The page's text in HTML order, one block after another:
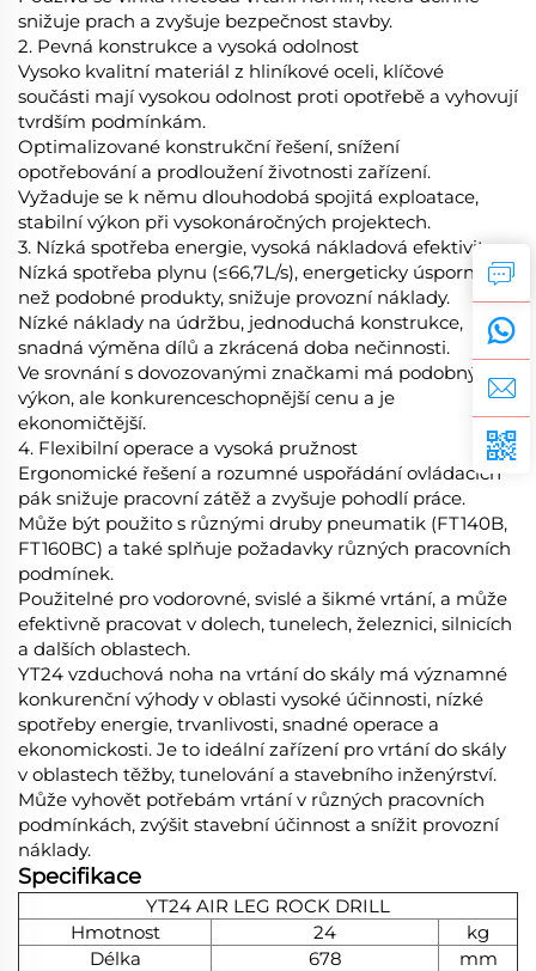
snižuje prach a zvyšuje bezpečnost stavby.
2. Pevná konstrukce a vysoká odolnost
Vysoko kvalitní materiál z hliníkové oceli, klíčové
součásti mají vysokou odolnost proti opotřebě a vyhovují
tvrdším podmínkám.
Optimalizované konstrukční řešení, snížení
opotřebování a prodloužení životnosti zařízení.
Vyžaduje se k němu dlouhodobá spojitá exploatace,
stabilní výkon při vysokonáročných projektech.
3. Nízká spotřeba energie, vysoká nákladová efektivita
Nízká spotřeba plynu (≤66,7L/s), energeticky úspornější
než podobné produkty, snižuje provozní náklady.
Nízké náklady na údržbu, jednoduchá konstrukce,
snadná výměna dílů a zkrácená doba nečinnosti.
Ve srovnání s dovozovanými značkami má podobný
výkon, ale konkurenceschopnější cenu a je
ekonomičtější.
4. Flexibilní operace a vysoká pružnost
Ergonomické řešení a rozumné uspořádání ovládacích
pák snižuje pracovní zátěž a zvyšuje pohodlí práce.
Může být použito s různými druby pneumatik (FT140B,
FT160BC) a také splňuje požadavky různých pracovních
podmínek.
Použitelné pro vodorovné, svislé a šikmé vrtání, a může
efektivně pracovat v dolech, tunelech, železnici, silnicích
a dalších oblastech.
YT24 vzduchová noha na vrtání do skály má významné
konkurenční výhody v oblasti vysoké účinnosti, nízké
spotřeby energie, trvanlivosti, snadné operace a
ekonomickosti. Je to ideální zařízení pro vrtání do skály
v oblastech těžby, tunelování a stavebního inženýrství.
Může vyhovět potřebám vrtání v různých pracovních
podmínkách, zvýšit stavební účinnost a snížit provozní
náklady.
Specifikace
YT24 AIR LEG ROCK DRILL
Hmotnost
24
kg
Délka
678
mm